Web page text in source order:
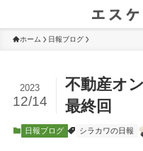
ホーム 日報ブログ
不動産オ
最終回
2023
12/14
日報ブログ シラカワの日報